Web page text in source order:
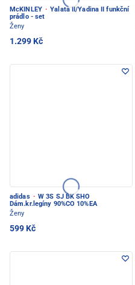
McKINLEY · Yalata II/Yadina II funkční
prádlo - set
Ženy
1.299 Kč
adidas · W 3S SJ BK SHO
Dám.kr.legíny 90%CO 10%EA
Ženy
599 Kč